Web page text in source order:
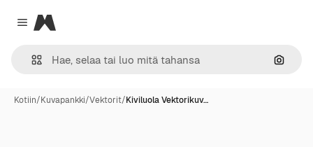
Close menu
Magnific
Hae
Kotiin/Kuvapankki/Vektorit/Kiviluola Vektorikuv…